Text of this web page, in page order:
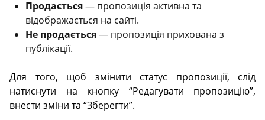
Продається— пропозиція активна та
відображається на сайті.
Не продається— пропозиція прихована з
публікації.
Для того, щоб змінити статус пропозиції, слід
натиснути на кнопку “Редагувати пропозицію”,
внести зміни та “Зберегти”.